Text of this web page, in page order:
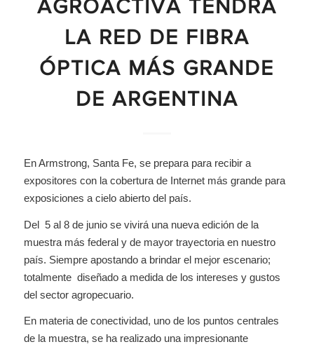
AGROACTIVA TENDRÁ
LA RED DE FIBRA
ÓPTICA MÁS GRANDE
DE ARGENTINA
En Armstrong, Santa Fe, se prepara para recibir a
expositores con la cobertura de Internet más grande para
exposiciones a cielo abierto del país.
Del 5 al 8 de junio se vivirá una nueva edición de la
muestra más federal y de mayor trayectoria en nuestro
país. Siempre apostando a brindar el mejor escenario;
totalmente diseñado a medida de los intereses y gustos
del sector agropecuario.
En materia de conectividad, uno de los puntos centrales
de la muestra, se ha realizado una impresionante